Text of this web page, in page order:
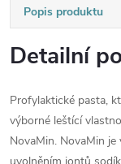
Popis produktu
Detailní
Profylaktické pasta,
výborné leštící
NovaMin. NovaMin